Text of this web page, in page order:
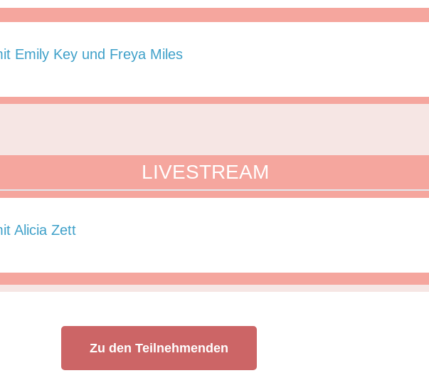
Emily Key und Freya Miles
LIVESTREAM
Alicia Zett
Zu den Teilnehmenden